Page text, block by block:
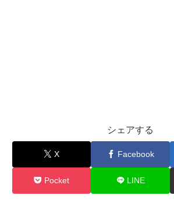
シェアする
X Facebook
Pocket LINE